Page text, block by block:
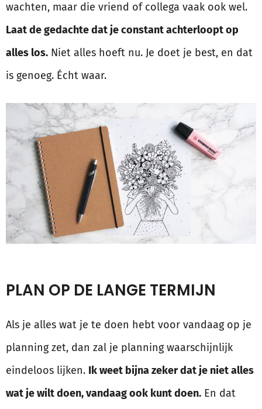
wachten, maar die vriend of collega vaak ook wel.
Laat de gedachte dat je constant achterloopt op
alles los. Niet alles hoeft nu. Je doet je best, en dat
is genoeg. Écht waar.
PLAN OP DE LANGE TERMIJN
Als je alles wat je te doen hebt voor vandaag op je
planning zet, dan zal je planning waarschijnlijk
eindeloos lijken. Ik weet bijna zeker dat je niet alles
wat je wilt doen, vandaag ook kunt doen. En dat